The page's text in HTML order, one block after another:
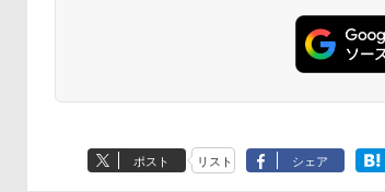
ポスト リスト シェア